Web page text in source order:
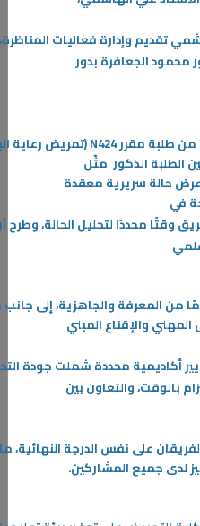
تنمي الفكر والمهارة لدى
تقديم وإدارة فعاليات المناظرة،
محمود الجعافرة بدور
من طلبة مقررN424 ( تمريض رعاية
الطلبة الذكور مثّل
عرض حالة سريرية معقدة
في
وقتًا محددًا لتحليل الحالة،وطرح
من المعرفة والجاهزية،إلى جانب
والإقناع المبني
أكاديمية محددة شملت جودة
بالوقت، والتعاون بين
على نفس الدرجة النهائية،ما
لدى جميع المشاركين.